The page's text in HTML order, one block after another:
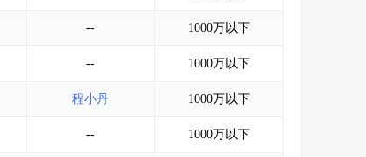
-- 1000万以下
-- 1000万以下
程小丹 1000万以下
-- 1000万以下